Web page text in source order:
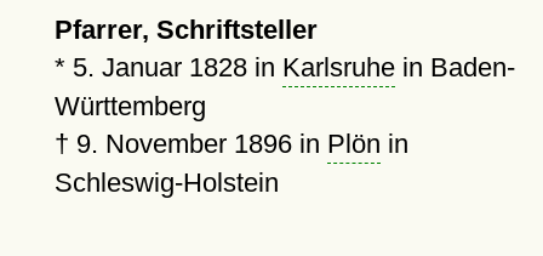
Pfarrer, Schriftsteller
* 5. Januar 1828in Karlsruhein Baden-
Württemberg
† 9. November 1896in Plön in
Schleswig-Holstein